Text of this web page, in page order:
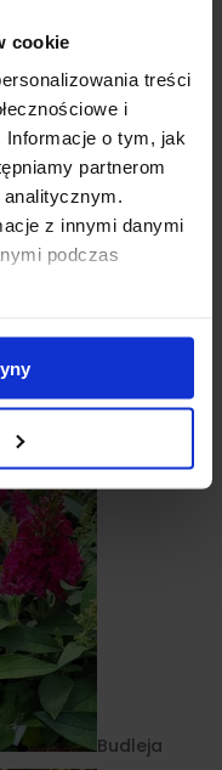
cookie
treści
i
o tym, jak
partnerom
z innymi danymi
podczas
Budleja